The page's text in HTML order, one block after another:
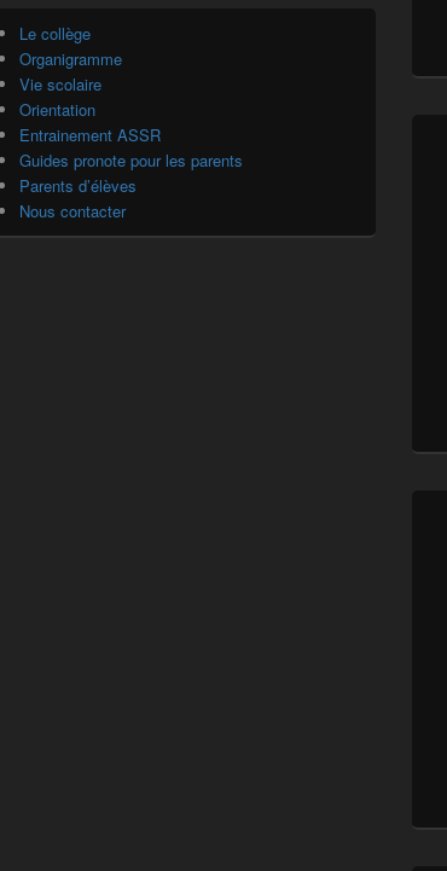
Le collège
Organigramme
Vie scolaire
Orientation
Entrainement ASSR
Guides pronote pour les parents
Parents d’élèves
Nous contacter